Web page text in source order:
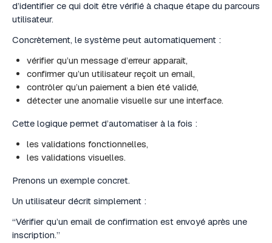
d’identifier ce qui doit être vérifié à chaque étape du parcours
utilisateur.
Concrètement, le système peut automatiquement :
vérifier qu’un message d’erreur apparaît,
confirmer qu’un utilisateur reçoit un email,
contrôler qu’un paiement a bien été validé,
détecter une anomalie visuelle sur une interface.
Cette logique permet d’automatiser à la fois :
les validations fonctionnelles,
les validations visuelles.
Prenons un exemple concret.
Un utilisateur décrit simplement :
“Vérifier qu’un email de confirmation est envoyé après une
inscription.”